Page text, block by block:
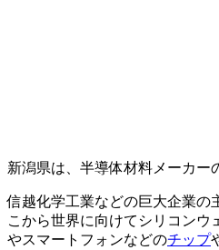
新潟県は、半導体材料メーカー
信越化学工業などの巨大企業の
こから世界に向けてシリコンウ
やスマートフォンなどのチップ